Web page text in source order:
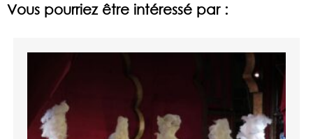
Vous pourriez être intéressé par :